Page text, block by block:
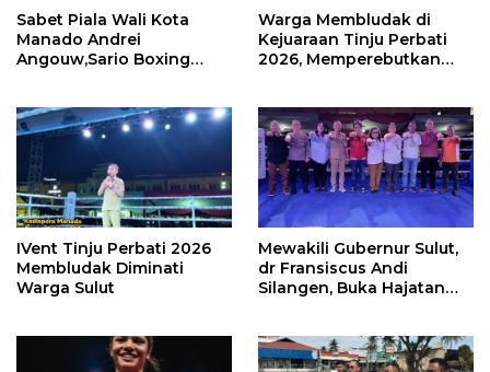
Sabet Piala Wali Kota
Manado Andrei
Angouw,Sario Boxing
Warga Membludak di
Kejuaraan Tinju Perbati
2026, Memperebutkan
IVent Tinju Perbati 2026
Membludak Diminati
Warga Sulut
Mewakili Gubernur Sulut,
dr Fransiscus Andi
Silangen, Buka Hajatan
Wali Kota Manado